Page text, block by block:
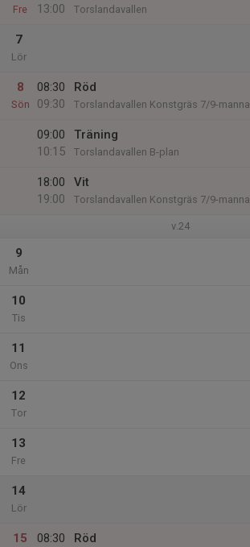
Fre
13:00
Torslandavallen
7
Lör
8
Sön
08:30
09:30
Röd
Torslandavallen Konstgräs 7/9-manna
09:00
10:15
Träning
Torslandavallen B-plan
18:00
19:00
Vit
Torslandavallen Konstgräs 7/9-manna
v.24
9
Mån
10
Tis
11
Ons
12
Tor
13
Fre
14
Lör
15
08:30
Röd